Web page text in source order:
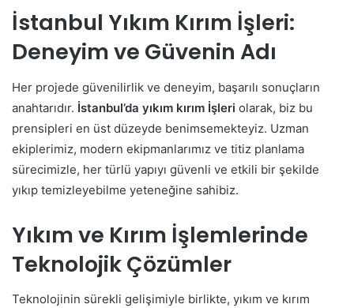
İstanbul Yıkım Kırım İşleri:
Deneyim ve Güvenin Adı
Her projede güvenilirlik ve deneyim, başarılı sonuçların
anahtarıdır. İstanbul’da yıkım kırım İşleri olarak, biz bu
prensipleri en üst düzeyde benimsemekteyiz. Uzman
ekiplerimiz, modern ekipmanlarımız ve titiz planlama
sürecimizle, her türlü yapıyı güvenli ve etkili bir şekilde
yıkıp temizleyebilme yeteneğine sahibiz.
Yıkım ve Kırım İşlemlerinde
Teknolojik Çözümler
Teknolojinin sürekli gelişimiyle birlikte, yıkım ve kırım